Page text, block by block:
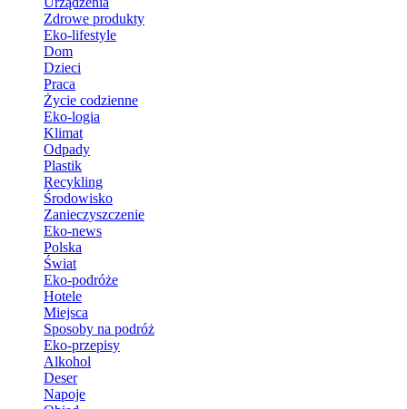
Zdrowe produkty
Eko-lifestyle
Dom
Dzieci
Praca
Życie codzienne
Eko-logia
Klimat
Odpady
Plastik
Recykling
Środowisko
Zanieczyszczenie
Eko-news
Polska
Świat
Eko-podróże
Hotele
Miejsca
Sposoby na podróż
Eko-przepisy
Alkohol
Deser
Napoje